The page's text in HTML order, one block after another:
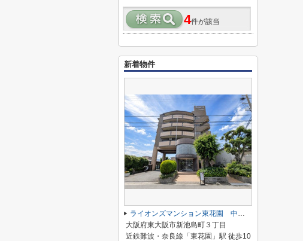
4件が該当
新着物件
ライオンズマンション東花園 中古マンション
大阪府東大阪市新池島町３丁目
近鉄難波・奈良線「東花園」駅 徒歩10